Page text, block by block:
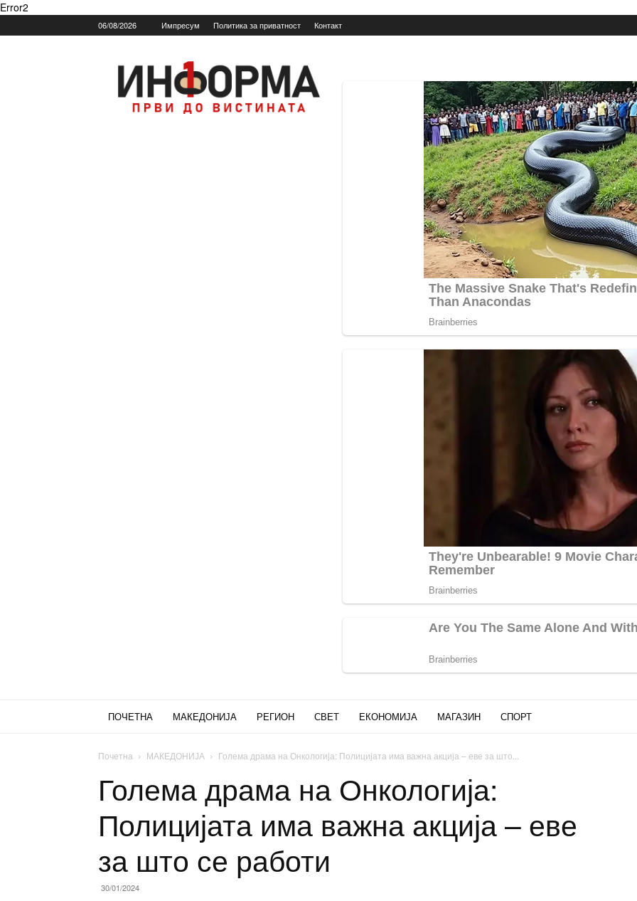
Error2
06/08/2026 Импресум Политика за приватност Контакт
Informa.mk
ПОЧЕТНА МАКЕДОНИЈА РЕГИОН СВЕТ ЕКОНОМИЈА МАГАЗИН СПОРТ
Почетна МАКЕДОНИЈА Голема драма на Онкологија: Полицијата има важна акција – еве за што...
Голема драма на Онкологија:
Полицијата има важна акција – еве
за што се работи
30/01/2024